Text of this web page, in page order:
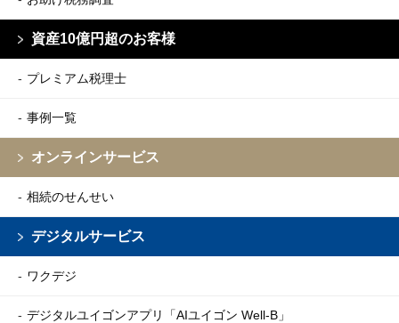
資産10億円超のお客様
プレミアム税理士
事例一覧
オンラインサービス
相続のせんせい
デジタルサービス
ワクデジ
デジタルユイゴンアプリ 「AIユイゴン Well-B」